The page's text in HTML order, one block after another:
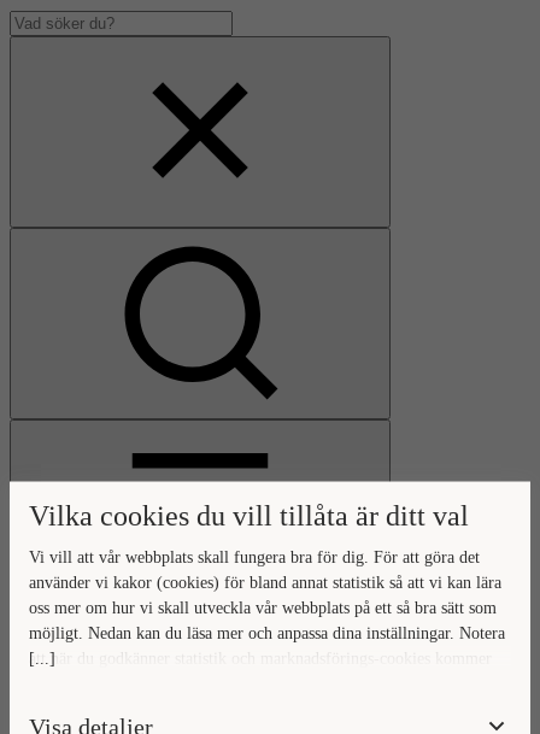
Vilka cookies du vill tillåta är ditt val
[...]
Vi vill att vår webbplats skall fungera bra för dig. För att göra det
använder vi kakor (cookies) för bland annat statistik så att vi kan lära
oss mer om hur vi skall utveckla vår webbplats på ett så bra sätt som
möjligt. Nedan kan du läsa mer och anpassa dina inställningar. Notera
att när du godkänner statistik och marknadsförings-cookies kommer
Visa detaljer
Vad
söker
Öppna
huvudmeny
GåStäng
huvudmeny